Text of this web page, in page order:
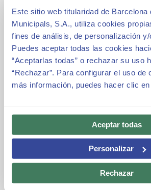
Este sitio web titularidad de Barcelona
Municipals, S.A., utiliza cookies
fines de análisis, de personalización y/
Puedes aceptar todas las cookies
“Aceptarlas todas” o rechazar su uso
“Rechazar”. Para configurar el uso de
más información, puedes hacer clic en
Aceptar todas
Personalizar
Rechazar
Olot.
Accesibilidad
Más información en
https://
Animales de
permitido el acceso,
vayan debidamente
la visita, excepto en
Naturaleza, Sala
Escalinata del
Austria y el Pórtico de